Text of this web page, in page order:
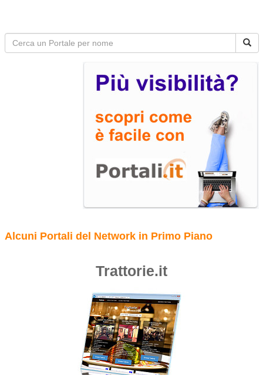
Alcuni Portali del Network in Primo Piano
Trattorie.it